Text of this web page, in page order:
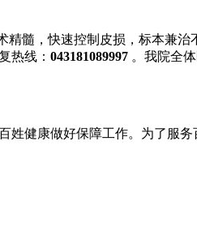
髓，快速控制皮损，标本兼治
热线： 043181089997 。我院全
健康做好保障工作。为了服务